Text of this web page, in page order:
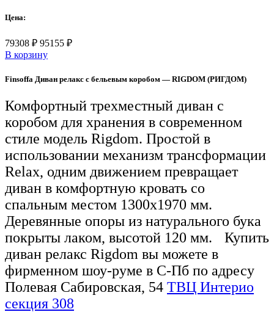
Цена:
79308 ₽ 95155 ₽
В корзину
Finsoffa Диван релакс с бельевым коробом — RIGDOM (РИГДОМ)
Комфортный трехместный диван с
коробом для хранения в современном
стиле модель Rigdom. Простой в
использовании механизм трансформации
Relax, одним движением превращает
диван в комфортную кровать со
спальным местом 1300х1970 мм.
Деревянные опоры из натурального бука
покрыты лаком, высотой 120 мм.
Купить
диван релакс Rigdom вы можете в
фирменном шоу-руме в С-Пб по адресу
Полевая Сабировская, 54 ТВЦ Интерио
секция 308